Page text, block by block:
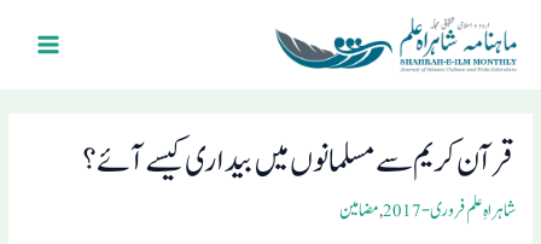
content
قرآن کریم سے مسلمانوں میں بیداری کیسے آئے ؟
شاہراہِ علم فروری- 2017 ,مضامین